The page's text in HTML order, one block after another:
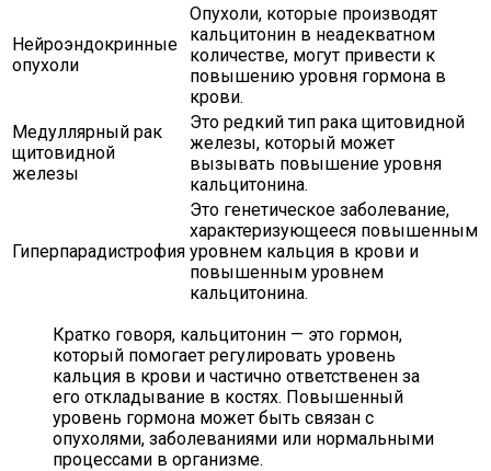
Нейроэндокринные
опухоли
Опухоли, которые производят
кальцитонин в неадекватном
количестве, могут привести к
повышению уровня гормона в
крови.
Медуллярный рак
щитовидной
железы
Это редкий тип рака щитовидной
железы, который может
вызывать повышение уровня
кальцитонина.
Гиперпарадистрофия
Это генетическое заболевание,
характеризующееся повышенным
уровнем кальция в крови и
повышенным уровнем
кальцитонина.
Кратко говоря, кальцитонин — это гормон,
который помогает регулировать уровень
кальция в крови и частично ответственен за
его откладывание в костях. Повышенный
уровень гормона может быть связан с
опухолями, заболеваниями или нормальными
процессами в организме.